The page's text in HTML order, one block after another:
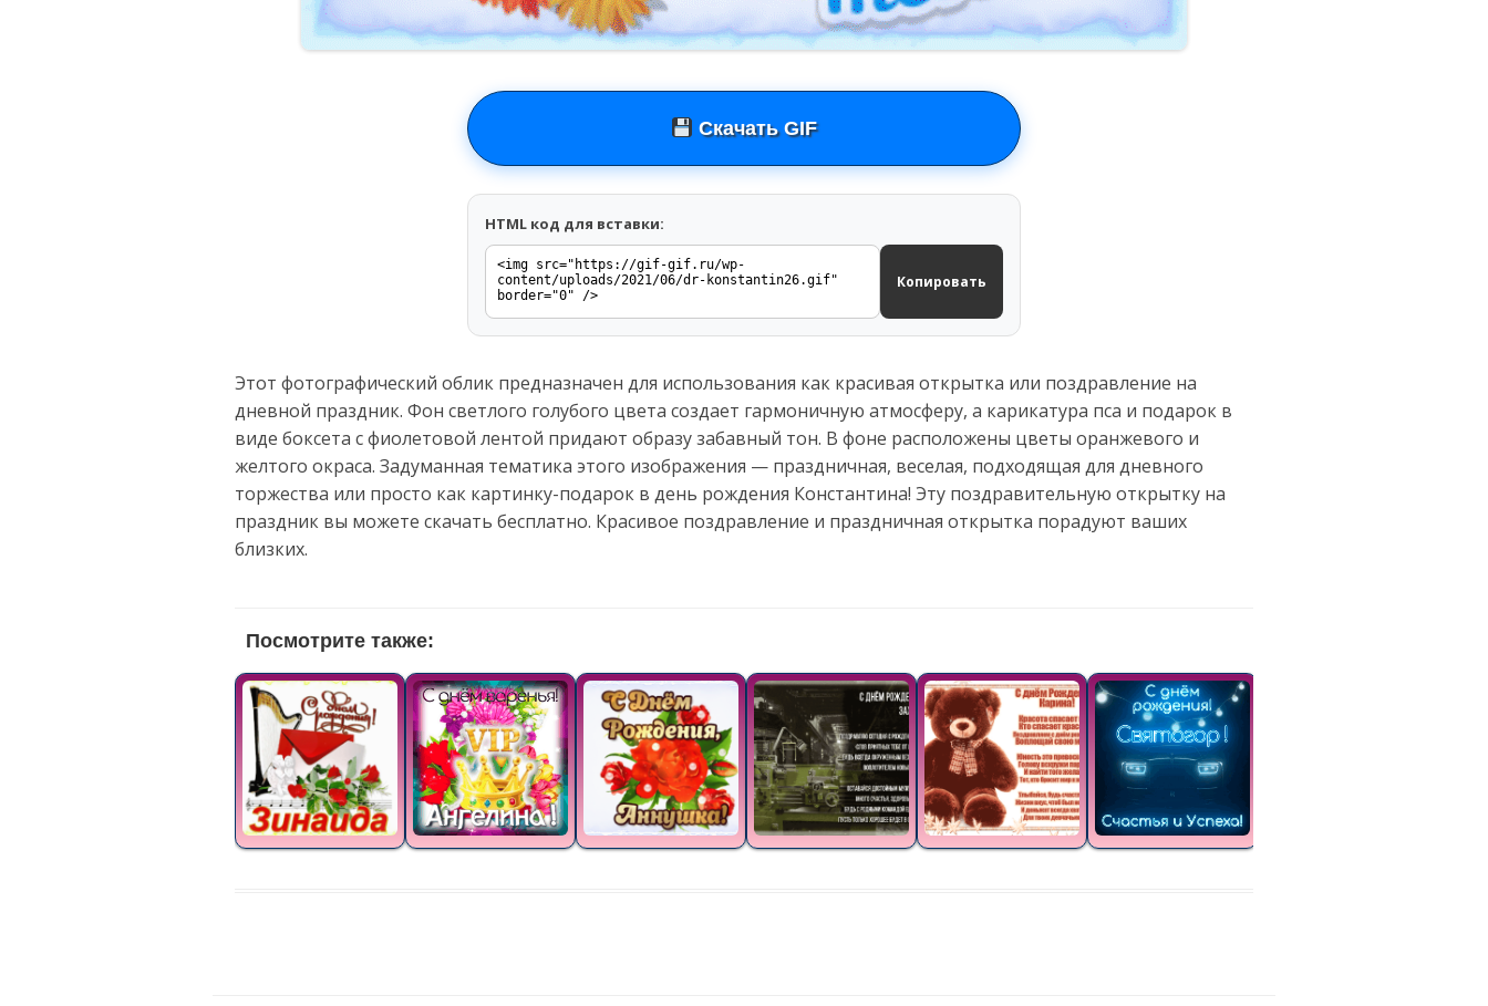
Скачать GIF
HTML код для вставки:
Копировать
Этот фотографический облик предназначен для использования как красивая открытка или поздравление на
дневной праздник. Фон светлого голубого цвета создает гармоничную атмосферу, а карикатура пса и подарок в
виде боксета с фиолетовой лентой придают образу забавный тон. В фонe расположены цветы оранжевого и
желтого окраса. Задуманная тематика этого изображения — праздничная, веселая, подходящая для дневного
торжества или просто как картинку-подарок в день рождения Константина! Эту поздравительную открытку на
праздник вы можете скачать бесплатно. Красивое поздравление и праздничная открытка порадуют ваших
близких.
Посмотрите также: